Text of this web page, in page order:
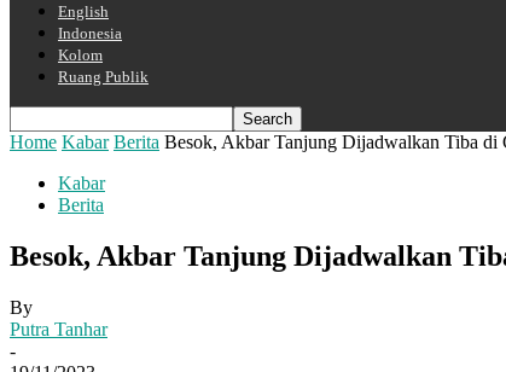
English
Indonesia
Kolom
Ruang Publik
Home Kabar Berita Besok, Akbar Tanjung Dijadwalkan Tiba
Kabar
Berita
Besok, Akbar Tanjung Dijadwalkan
By
Putra Tanhar
-